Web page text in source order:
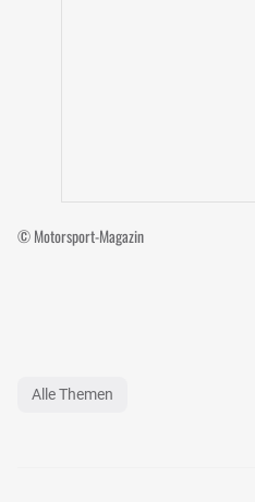
© Motorsport-Magazin
Alle Themen